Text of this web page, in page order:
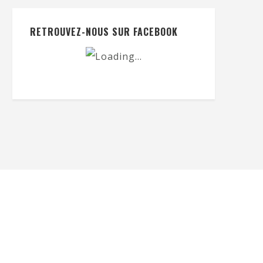
RETROUVEZ-NOUS SUR FACEBOOK